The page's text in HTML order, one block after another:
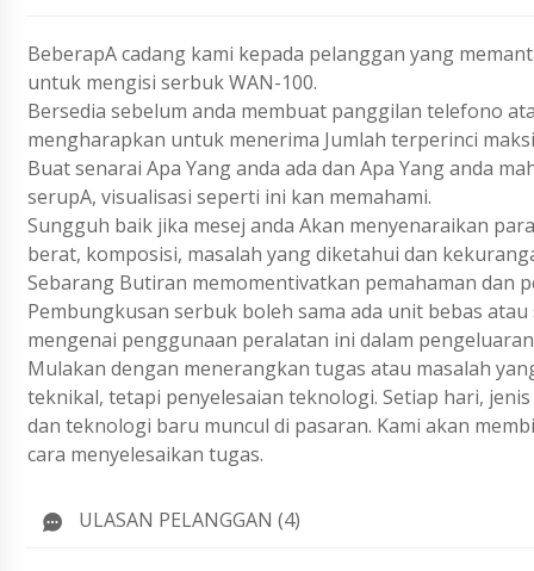
BeberapA cadang kami kepada pelanggan yang
untuk mengisi serbuk WAN-100.
Bersedia sebelum anda membuat panggilan telefono
mengharapkan untuk menerima Jumlah terperinci
Buat senarai Apa Yang anda ada dan Apa Yang anda
serupA, visualisasi seperti ini kan memahami.
Sungguh baik jika mesej anda Akan menyenaraikan
berat, komposisi, masalah yang diketahui dan
Sebarang Butiran memomentivatkan pemahaman dan
Pembungkusan serbuk boleh sama ada unit bebas
mengenai penggunaan peralatan ini dalam
Mulakan dengan menerangkan tugas atau masalah
teknikal, tetapi penyelesaian teknologi. Setiap hari,
dan teknologi baru muncul di pasaran. Kami akan
cara menyelesaikan tugas.
ULASAN PELANGGAN (4)